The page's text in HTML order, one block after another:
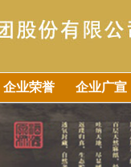
企业荣誉 企业广宣